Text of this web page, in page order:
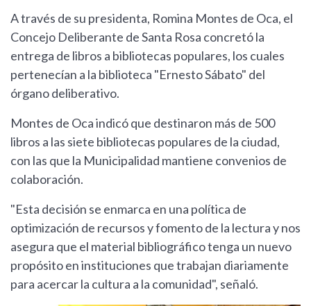
A través de su presidenta, Romina Montes de Oca, el
Concejo Deliberante de Santa Rosa concretó la
entrega de libros a bibliotecas populares, los cuales
pertenecían a la biblioteca "Ernesto Sábato" del
órgano deliberativo.
Montes de Oca indicó que destinaron más de 500
libros a las siete bibliotecas populares de la ciudad,
con las que la Municipalidad mantiene convenios de
colaboración.
"Esta decisión se enmarca en una política de
optimización de recursos y fomento de la lectura y nos
asegura que el material bibliográfico tenga un nuevo
propósito en instituciones que trabajan diariamente
para acercar la cultura a la comunidad", señaló.